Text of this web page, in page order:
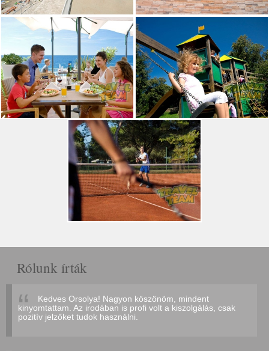
Rólunk írták
Kedves Orsolya! Nagyon köszönöm, mindent
kinyomtattam. Az irodában is profi volt a kiszolgálás, csak
pozitív jelzőket tudok használni.